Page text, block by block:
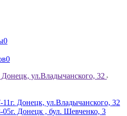
0
0
Донецк, ул.Владычанского, 32
г. Донецк, ул.Владычанского, 32
05г. Донецк , бул. Шевченко, 3